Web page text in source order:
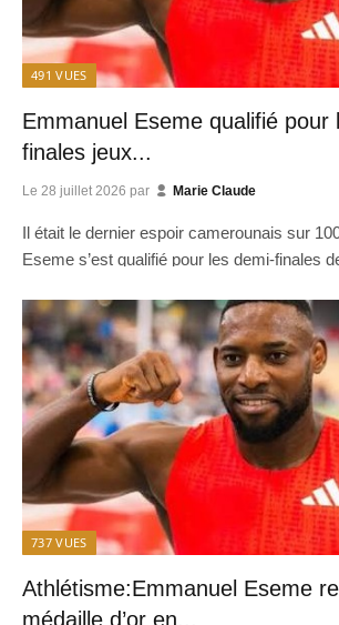
491 VUES
Emmanuel Eseme qualifié pour
finales jeux...
Le 28 juillet 2026 par Marie Claude
Il était le dernier espoir camerounais sur
Eseme s’est qualifié pour les demi-finales
737 VUES
Athlétisme:Emmanuel Eseme
médaille d’or en...